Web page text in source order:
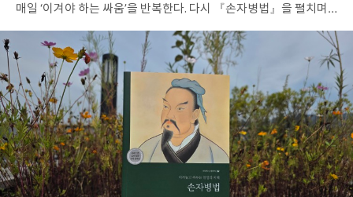
매일 ‘이겨야 하는 싸움’을 반복한다. 다시 『손자병법』을 펼치며
는 법을 배우는 일이라는 것을. “싸우면서 이기려 하지 말고, 이겨놓
고 싸워라.” 이 문장은 내 일상의 평정심과 닮아 있었다. 업무 현장에
서 우리는 종종 ‘당장 이기려는 마음’에 휘둘린다. 회의에서 논리로
상대를 꺾으려 하고, 프로젝트 성과로 인정받으려 하지만, 결국 중
요한 건 조직이 흔들리지 않도록 버티는 것이다. 항우의 몰락에서는
감정 조절의 중요성을, 제갈량의 전술에서는 냉철한 판단력을 배운
다. 나에게는 그 모든 이야기가 ‘조직 안의 인간관계’로 들렸다. 성과
보다 사람이 먼저 무너지지 않도록 살피는 것, 부하의 잠재력을 읽
어 적재적소에 배치하는 것, 때로는 한 발 물러서 조직의 ‘형세